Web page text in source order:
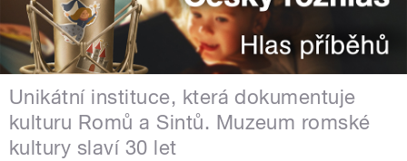
Unikátní instituce, která dokumentuje
kulturu Romů a Sintů. Muzeum romské
kultury slaví 30 let